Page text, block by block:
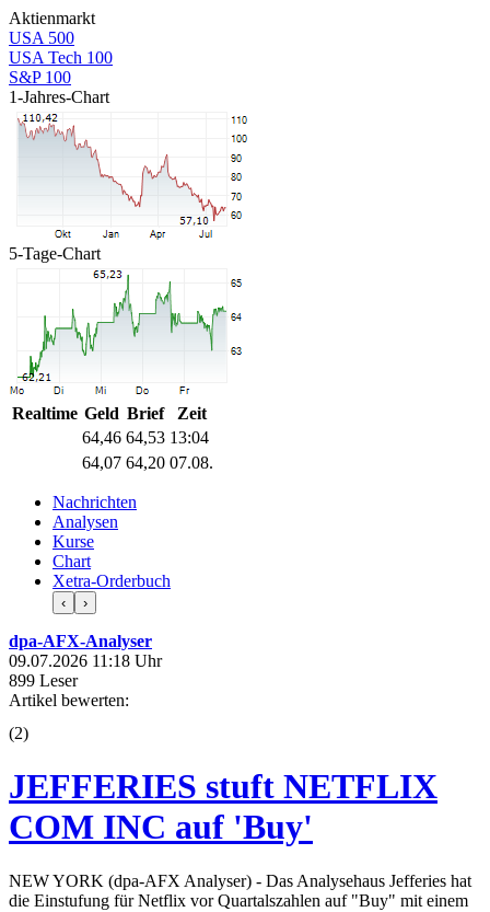
Aktienmarkt
USA 500
USA Tech 100
S&P 100
1-Jahres-Chart
5-Tage-Chart
Realtime Geld Brief
Zeit
64,46 64,53 13:04
64,07 64,20 07.08.
Nachrichten
Analysen
Kurse
Chart
Xetra-Orderbuch
‹ ›
dpa-AFX-Analyser
09.07.2026 11:18 Uhr
899 Leser
Artikel bewerten:
(2)
JEFFERIES stuft NETFLIX
COM INC auf 'Buy'
NEW YORK (dpa-AFX Analyser) - Das Analysehaus Jefferies hat
die Einstufung für Netflix vor Quartalszahlen auf "Buy" mit einem